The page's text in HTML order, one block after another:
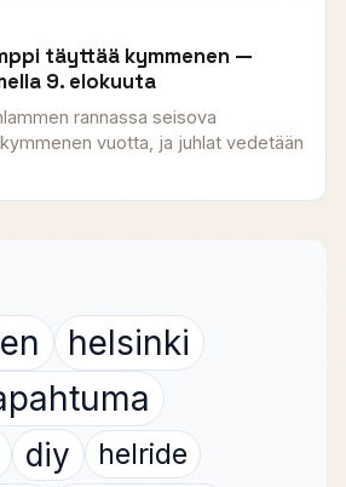
täyttää kymmenen —
9. elokuuta
rannassa seisova
vuotta, ja juhlat vedetään
helsinki
diy
helride